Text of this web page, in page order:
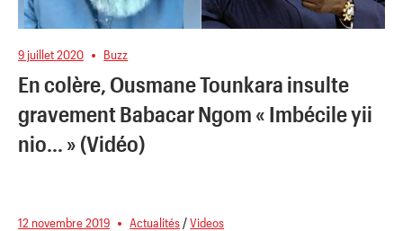
9 juillet 2020 Buzz
En colère, Ousmane Tounkara insulte
gravement Babacar Ngom « Imbécile yii
nio… » (Vidéo)
12 novembre 2019 Actualités /Videos